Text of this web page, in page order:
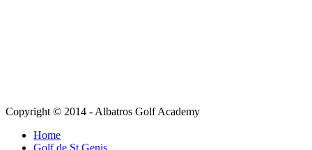
Copyright © 2014 - Albatros Golf Academy
Home
Golf de St Genis